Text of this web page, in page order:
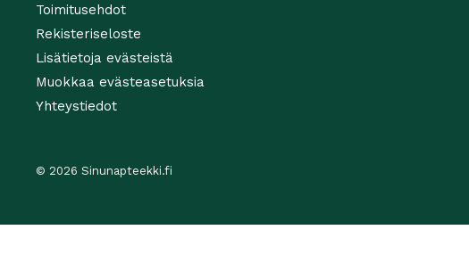
Toimitusehdot
Rekisteriseloste
Lisätietoja evästeistä
Muokkaa evästeasetuksia
Yhteystiedot
© 2026 Sinunapteekki.fi